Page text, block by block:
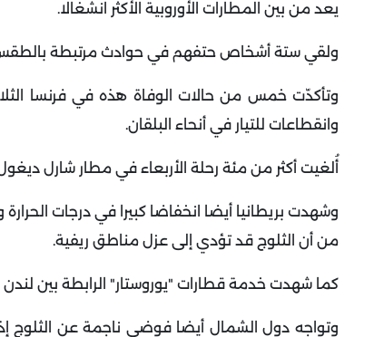
يعد من بين المطارات الأوروبية الأكثر انشغالا.
ولقي ستة أشخاص حتفهم في حوادث مرتبطة بالطقس
وتأكدّت خمس من حالات الوفاة هذه في فرنسا
وانقطاعات للتيار في أنحاء البلقان.
أُلغيت أكثر من مئة رحلة الأربعاء في مطار شارل ديغول في باريس فيما أُلغيت 40 رحلة أخرى
وشهدت بريطانيا أيضا انخفاضا كبيرا في درجات
من أن الثلوج قد تؤدي إلى عزل مناطق ريفية.
كما شهدت خدمة قطارات "يوروستار" الرابطة بين لندن
وتواجه دول الشمال أيضا فوضى ناجمة عن